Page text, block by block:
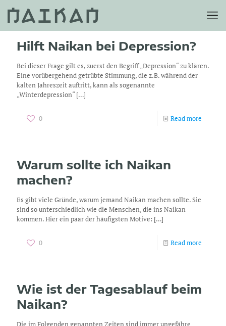
Hilft Naikan bei Depression?
Bei dieser Frage gilt es, zuerst den Begriff „Depression“ zu klären.
Eine vorübergehend getrübte Stimmung, die z.B. während der
kalten Jahreszeit auftritt, kann als sogenannte
„Winterdepression“ […]
0 Read more
Warum sollte ich Naikan
machen?
Es gibt viele Gründe, warum jemand Naikan machen sollte. Sie
sind so unterschiedlich wie die Menschen, die ins Naikan
kommen. Hier ein paar der häufigsten Motive: […]
0 Read more
Wie ist der Tagesablauf beim
Naikan?
Die im Folgenden genannten Zeiten sind immer ungefähre